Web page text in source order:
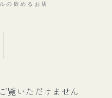
の飲めるお店
覧いただけません